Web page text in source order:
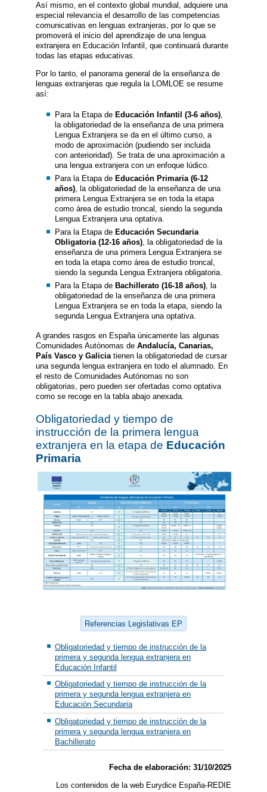
Así mismo, en el contexto global mundial, adquiere una
especial relevancia el desarrollo de las competencias
comunicativas en lenguas extranjeras, por lo que se
promoverá el inicio del aprendizaje de una lengua
extranjera en Educación Infantil, que continuará durante
todas las etapas educativas.
Por lo tanto, el panorama general de la enseñanza de
lenguas extranjeras que regula la LOMLOE se resume
así:
Para la Etapa de Educación Infantil (3-6 años),
la obligatoriedad de la enseñanza de una primera
Lengua Extranjera se da en el último curso, a
modo de aproximación (pudiendo ser incluida
con anterioridad). Se trata de una aproximación a
una lengua extranjera con un enfoque lúdico.
Para la Etapa de Educación Primaria (6-12
años), la obligatoriedad de la enseñanza de una
primera Lengua Extranjera se en toda la etapa
como área de estudio troncal, siendo la segunda
Lengua Extranjera una optativa.
Para la Etapa de Educación Secundaria
Obligatoria (12-16 años), la obligatoriedad de la
enseñanza de una primera Lengua Extranjera se
en toda la etapa como área de estudio troncal,
siendo la segunda Lengua Extranjera obligatoria.
Para la Etapa de Bachillerato (16-18 años), la
obligatoriedad de la enseñanza de una primera
Lengua Extranjera se en toda la etapa, siendo la
segunda Lengua Extranjera una optativa.
A grandes rasgos en España únicamente las algunas
Comunidades Autónomas de Andalucía, Canarias,
País Vasco y Galicia tienen la obligatoriedad de cursar
una segunda lengua extranjera en todo el alumnado. En
el resto de Comunidades Autónomas no son
obligatorias, pero pueden ser ofertadas como optativa
como se recoge en la tabla abajo anexada.
Obligatoriedad y tiempo de
instrucción de la primera lengua
extranjera en la etapa de Educación
Primaria
Referencias Legislativas EP
Obligatoriedad y tiempo de instrucción de la
primera y segunda lengua extranjera en
Educación Infantil
Obligatoriedad y tiempo de instrucción de la
primera y segunda lengua extranjera en
Educación Secundaria
Obligatoriedad y tiempo de instrucción de la
primera y segunda lengua extranjera en
Bachillerato
Fecha de elaboración: 31/10/2025
Los contenidos de la web Eurydice España-REDIE